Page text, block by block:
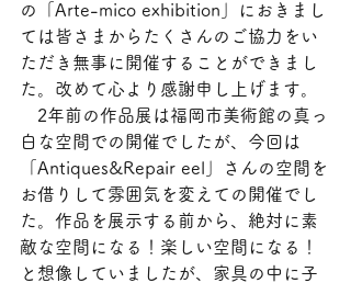
の「Arte-mico exhibition」におきまし
ては皆さまからたくさんのご協力をい
ただき無事に開催することができまし
た。改めて心より感謝申し上げます。
2年前の作品展は福岡市美術館の真っ
白な空間での開催でしたが、今回は
「Antiques&Repair eel」さんの空間を
お借りして雰囲気を変えての開催でし
た。作品を展示する前から、絶対に素
敵な空間になる！楽しい空間になる！
と想像していましたが、家具の中に子